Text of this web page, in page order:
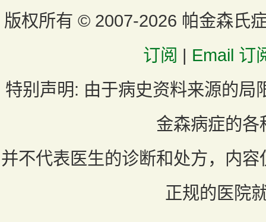
版权所有 © 2007-2026 帕金森氏
订阅 | Email 订
特别声明: 由于病史资料来源的局
金森病症的各
并不代表医生的诊断和处方，内
正规的医院